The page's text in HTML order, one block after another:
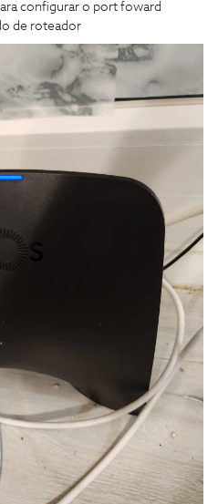
configurar o port foward
de roteador